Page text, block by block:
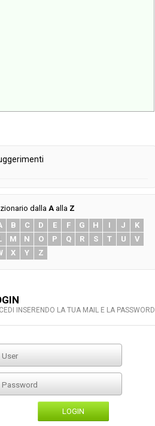
dallaA alla Z
B C D E F G H I J
K
M N O P Q R S T U
V
X Y Z
INSERENDO LA TUA MAIL E LA PASSWORD
LOGIN